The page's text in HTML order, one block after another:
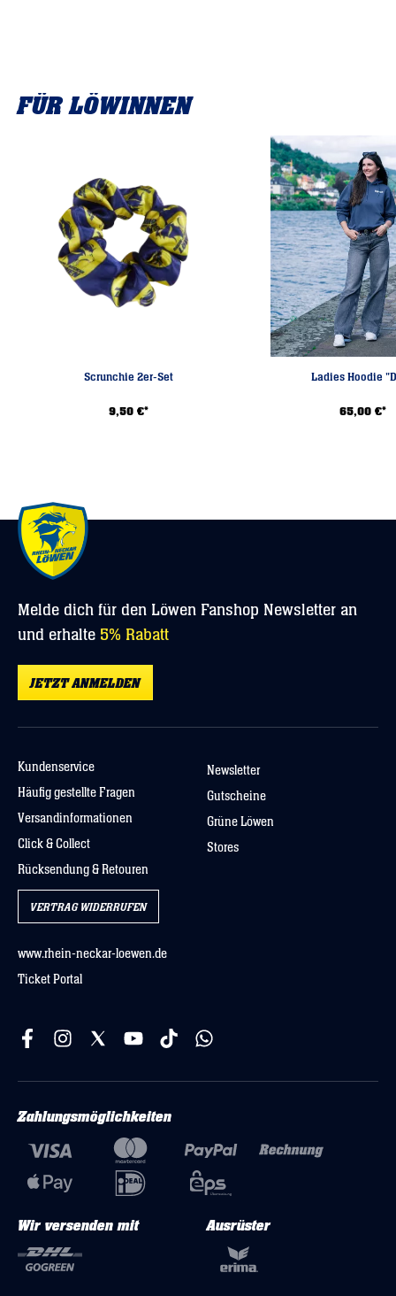
Keinen Trockner verwenden
Produktgalerie überspringen
FÜR LÖWINNEN
Scrunchie 2er-Set
9,50 €*
Ladies Hoodie
65,00 €*
Melde dich für den Löwen Fanshop Newsletter an
und erhalte 5% Rabatt
JETZT ANMELDEN
Kundenservice
Häufig gestellte Fragen
Versandinformationen
Click & Collect
Rücksendung & Retouren
Newsletter
Gutscheine
Grüne Löwen
Stores
VERTRAG WIDERRUFEN
www.rhein-neckar-loewen.de
Ticket Portal
Zahlungsmöglichkeiten
Wir versenden mit Ausrüster